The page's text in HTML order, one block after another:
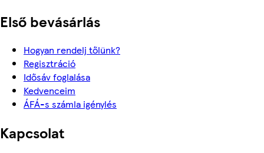
Első bevásárlás
Hogyan rendelj tőlünk?
Regisztráció
Idősáv foglalása
Kedvenceim
ÁFÁ-s számla igénylés
Kapcsolat